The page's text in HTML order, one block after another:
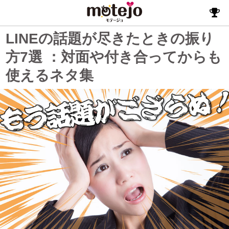
LINEの話題が尽きたときの振り
方7選 ：対面や付き合ってからも
使えるネタ集